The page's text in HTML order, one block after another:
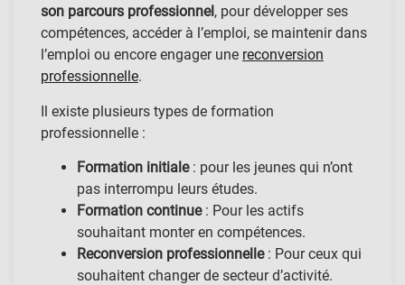
son parcours professionnel , pour développer ses
compétences, accéder à l’emploi, se maintenir dans
l’emploi ou encore engager une reconversion
professionnelle.
Il existe plusieurs types de formation
professionnelle :
Formation initiale: pour les jeunes qui n’ont
pas interrompu leurs études.
Formation continue: Pour les actifs
souhaitant monter en compétences.
Reconversion professionnelle: Pour ceux qui
souhaitent changer de secteur d’activité.